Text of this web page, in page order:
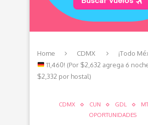
Home CDMX
¡Todo
11,460! (Por $2,632 agrega 6
$2,332 por hostal)
CDMX CUN GDL
OPORTUNIDADES